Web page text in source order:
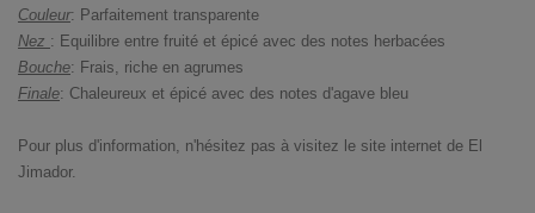
Couleur: Parfaitement transparente
Nez : Equilibre entre fruité et épicé avec des notes herbacées
Bouche: Frais, riche en agrumes
Finale: Chaleureux et épicé avec des notes d'agave bleu
Pour plus d'information, n'hésitez pas à visitez le site internet de El
Jimador.